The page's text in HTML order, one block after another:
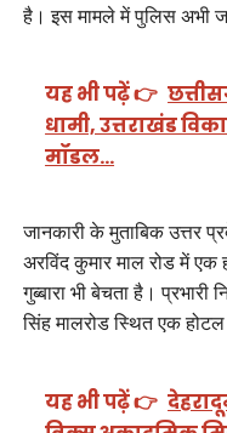
है। इस मामले में पुलिस अभी
यह भी पढ़ें 👉
धामी, उत्तराखंड
मॉडल…
जानकारी के मुताबिक उत्तर
अरविंद कुमार माल रोड में
गुब्बारा भी बेचता है। प्रभारी
सिंह मालरोड स्थित एक होटल
यह भी पढ़ें 👉